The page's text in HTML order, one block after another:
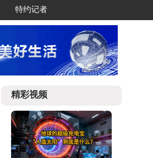
特约记者
精彩视频